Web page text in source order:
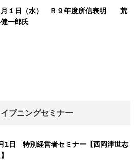
月１日（水） Ｒ９年度所信表明 荒
一郎氏
ブニングセミナー
1日 特別経営者セミナー【西岡津世志